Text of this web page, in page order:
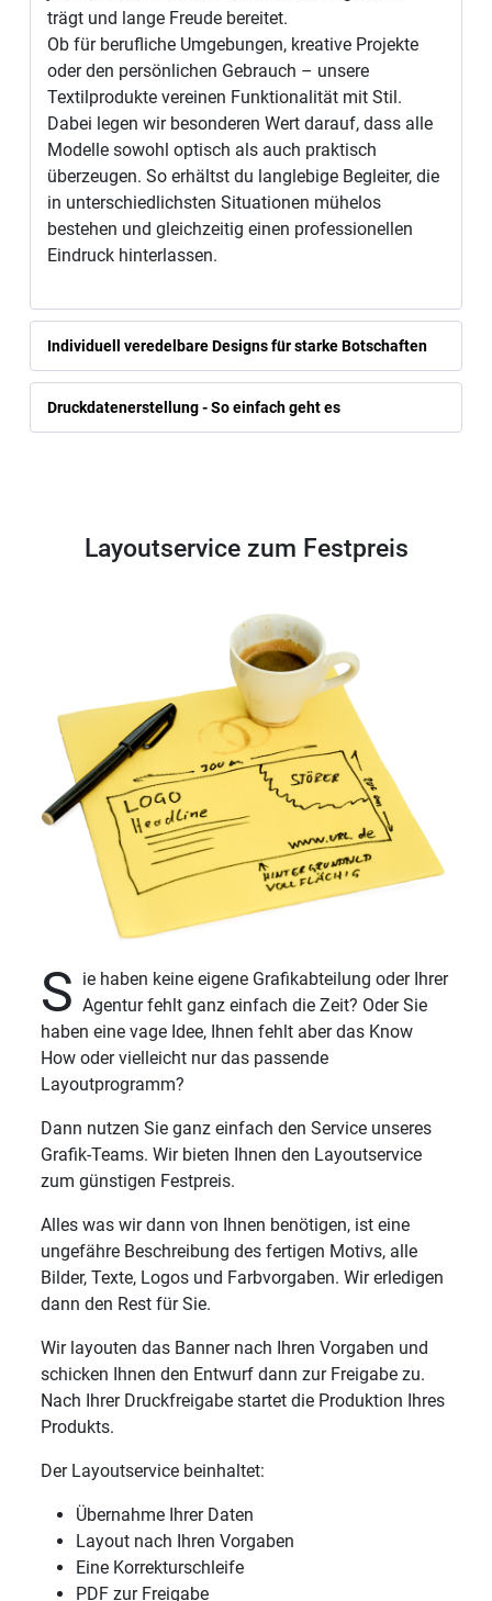
trägt und lange Freude bereitet.
Ob für berufliche Umgebungen, kreative Projekte
oder den persönlichen Gebrauch – unsere
Textilprodukte vereinen Funktionalität mit Stil.
Dabei legen wir besonderen Wert darauf, dass alle
Modelle sowohl optisch als auch praktisch
überzeugen. So erhältst du langlebige Begleiter, die
in unterschiedlichsten Situationen mühelos
bestehen und gleichzeitig einen professionellen
Eindruck hinterlassen.
Individuell veredelbare Designs für starke Botschaften
Druckdatenerstellung - So einfach geht es
Layoutservice zum Festpreis
S ie haben keine eigene Grafikabteilung oder Ihrer
Agentur fehlt ganz einfach die Zeit? Oder Sie
haben eine vage Idee, Ihnen fehlt aber das Know
How oder vielleicht nur das passende
Layoutprogramm?
Dann nutzen Sie ganz einfach den Service unseres
Grafik-Teams. Wir bieten Ihnen den Layoutservice
zum günstigen Festpreis.
Alles was wir dann von Ihnen benötigen, ist eine
ungefähre Beschreibung des fertigen Motivs, alle
Bilder, Texte, Logos und Farbvorgaben. Wir erledigen
dann den Rest für Sie.
Wir layouten das Banner nach Ihren Vorgaben und
schicken Ihnen den Entwurf dann zur Freigabe zu.
Nach Ihrer Druckfreigabe startet die Produktion Ihres
Produkts.
Der Layoutservice beinhaltet:
Übernahme Ihrer Daten
Layout nach Ihren Vorgaben
Eine Korrekturschleife
PDF zur Freigabe